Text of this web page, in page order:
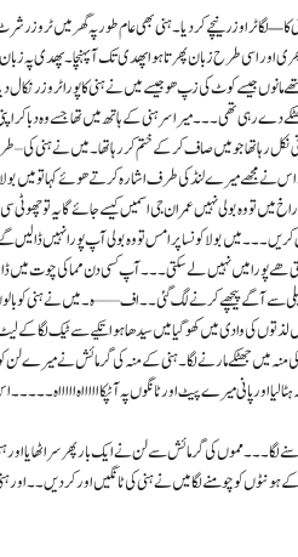
لگا ٹراوزر نیچے کر دیا ۔ ہنی بھی عام طور پہ گھر میں ٹروزر
اسی طرح زبان پھرتا ہوا پھدی تک آ پہنچا ۔ پھدی پہ زبان
جیسے کوٹ کی زپ ھو جیسے میں نے ہنی کا پورا ٹروزر
دے رہی تھی ۔ ۔ ۔ میرا سر ہنی کے ہاتھ میں تھا جسے وہ دبا
رہا تھا جو میں صاف کرکے ختم کر رہا تھا ۔ میں نے ہنی کی –
ھے اس نے مجھے میرے لنڈ کی طرف اشارہ کرتے ھوئے کہا تو میں
بولی نہیں عمران جی اسمیں کیسے جائے گا یہ تو چھوٹی سی
۔ ۔ ۔ میں بولا کونسا پرامس تو وہ بولی آپ پورا نہیں ڈالیں
ھے پورا میں نہیں لے سکتی ۔ ۔ ۔ آپ کسی دن مما کی چوت میں
سے آگے پیچھے کرنے لگ گئی ۔ ۔ اف – – – ہ ۔ میں نے ہنی کو
لذتوں کی وادی میں کھو گیا میں سیدھا ہوا تکیے سے ٹیک لگا
میں جھٹکے مارنے لگا۔ ہنی کے منہ کی گرمائش نے میرے لن
ہٹا لیا اور پانی میرے پیٹ اور ٹانگوں پہ آ ٹپکا اااااه
۔ ۔ ۔ مموں کی گرمائش سے لن نے ایک بار پھر سر اٹھایا
ہونٹوں کو چومنے لگا میں نے ہنی کی ٹانگیں اور کر دیں ۔ ۔